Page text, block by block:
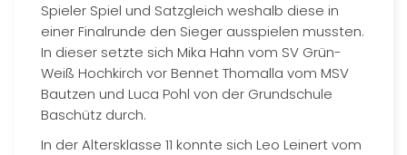
Spieler Spiel und Satzgleich weshalb diese in
einer Finalrunde den Sieger ausspielen mussten.
In dieser setzte sich Mika Hahn vom SV Grün-
Weiß Hochkirch vor Bennet Thomalla vom MSV
Bautzen und Luca Pohl von der Grundschule
Baschütz durch.
In der Altersklasse 11 konnte sich Leo Leinert vom